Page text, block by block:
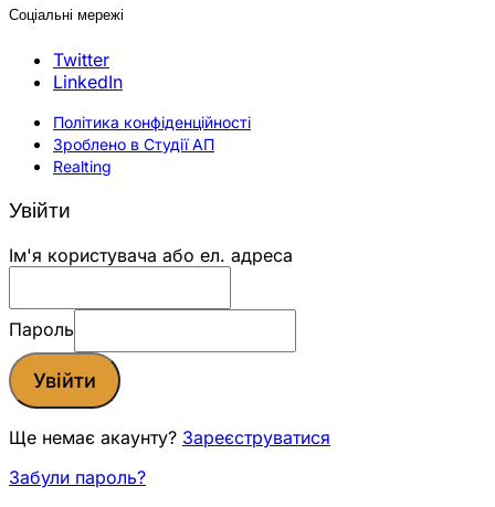
Соціальні мережі
Twitter
LinkedIn
Політика конфіденційності
Зроблено в Студії АП
Realting
Увійти
Ім'я користувача або ел. адреса
Пароль
Увійти
Ще немає акаунту? Зареєструватися
Забули пароль?